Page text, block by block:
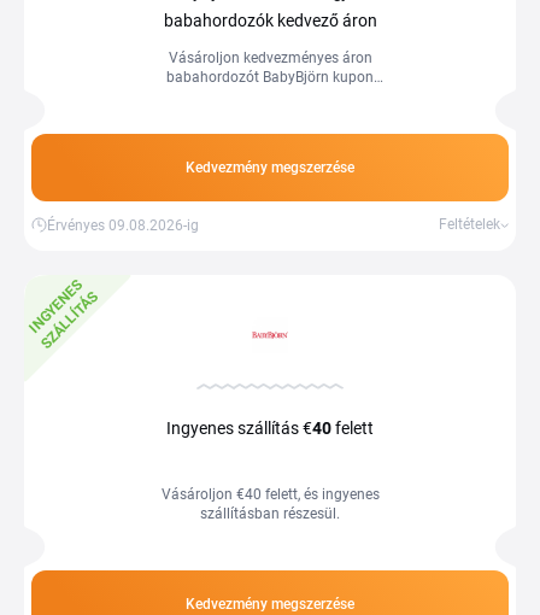
babahordozók kedvező áron
Vásároljon kedvezményes áron
babahordozót BabyBjörn kupon
Kedvezmény megszerzése
Érvényes 09.08.2026-ig Feltételek
I
N
G
Y
E
N
E
S
S
Z
Á
L
L
Í
T
Á
S
Ingyenes szállítás €40felett
Vásároljon €40 felett, és ingyenes
szállításban részesül.
Kedvezmény megszerzése